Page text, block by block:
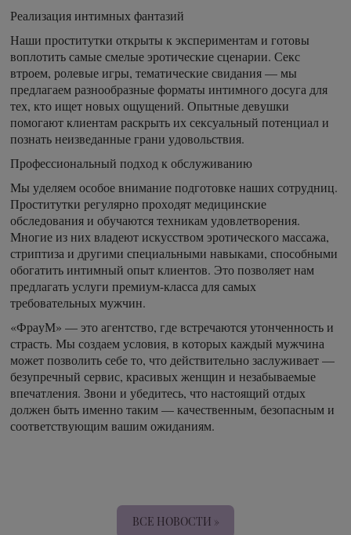
Реализация интимных фантазий
Наши проститутки открыты к экспериментам и готовы
воплотить самые смелые эротические сценарии. Секс
втроем, ролевые игры, тематические свидания — мы
предлагаем разнообразные форматы интимного досуга для
тех, кто ищет новых ощущений. Опытные девушки
помогают клиентам раскрыть их сексуальный потенциал и
познать неизведанные грани удовольствия.
Профессиональный подход к обслуживанию
Мы уделяем особое внимание подготовке наших сотрудниц.
Проститутки регулярно проходят медицинские
обследования и обучаются техникам удовлетворения.
Многие из них владеют искусством эротического массажа,
стриптиза и другими специальными навыками, способными
обогатить интимный опыт клиентов. Это позволяет нам
предлагать услуги премиум-класса для самых
требовательных мужчин.
«ФрауМ» — это агентство, где встречаются утонченность и
страсть. Мы создаем условия, в которых каждый мужчина
может позволить себе то, что действительно заслуживает —
безупречный сервис, красивых женщин и незабываемые
впечатления. Звони и убедитесь, что настоящий отдых
должен быть именно таким — качественным, безопасным и
соответствующим вашим ожиданиям.
ВСЕ НОВОСТИ »